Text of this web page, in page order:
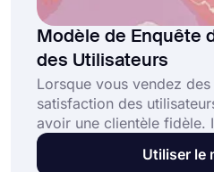
Modèle de Enquête
des Utilisateurs
Lorsque vous vendez
satisfaction des
avoir une clientèle fidèle.
études de marché et
l'expérience client. Et une
Utiliser le